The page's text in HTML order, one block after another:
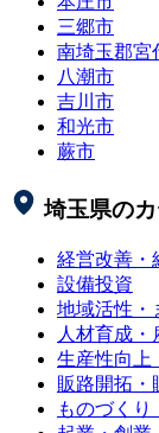
三郷市
南埼玉郡宮
八潮市
吉川市
和光市
蕨市
埼玉県の
経営改善・
設備投資
地域活性・
人材育成・
生産性向上
販路開拓・
ものづくり